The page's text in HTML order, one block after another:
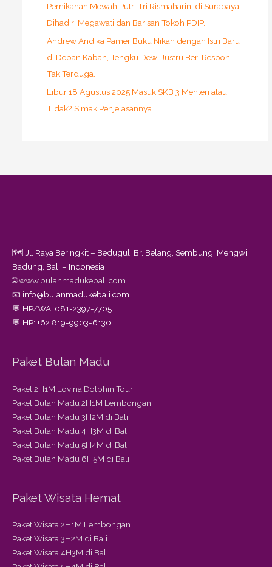
Pernikahan Mewah Putri Tri Rismaharini di Surabaya,
Dihadiri Megawati dan Barisan Tokoh PDIP.
Andrew Andika Pamer Buku Nikah dengan Istri Baru
di Depan Kabah, Tengku Dewi Justru Beri Respon
Tak Terduga.
Libur 18 Agustus 2025 Masuk SKB 3 Menteri atau
Tidak? Simak Penjelasannya
🗺️ Jl. Raya Beringkit – Bedugul, Br. Belang, Sembung, Mengwi,
Badung, Bali – Indonesia
🌐www.bulanmadukebali.com
📧 info@bulanmadukebali.com
💬 HP/WA: 081-2397-7705
💬 HP: +62 819-9903-6130
Paket Bulan Madu
Paket 2H1M Lovina Dolphin Tour
Paket Bulan Madu 2H1M Lembongan
Paket Bulan Madu 3H2M di Bali
Paket Bulan Madu 4H3M di Bali
Paket Bulan Madu 5H4M di Bali
Paket Bulan Madu 6H5M di Bali
Paket Wisata Hemat
Paket Wisata 2H1M Lembongan
Paket Wisata 3H2M di Bali
Paket Wisata 4H3M di Bali